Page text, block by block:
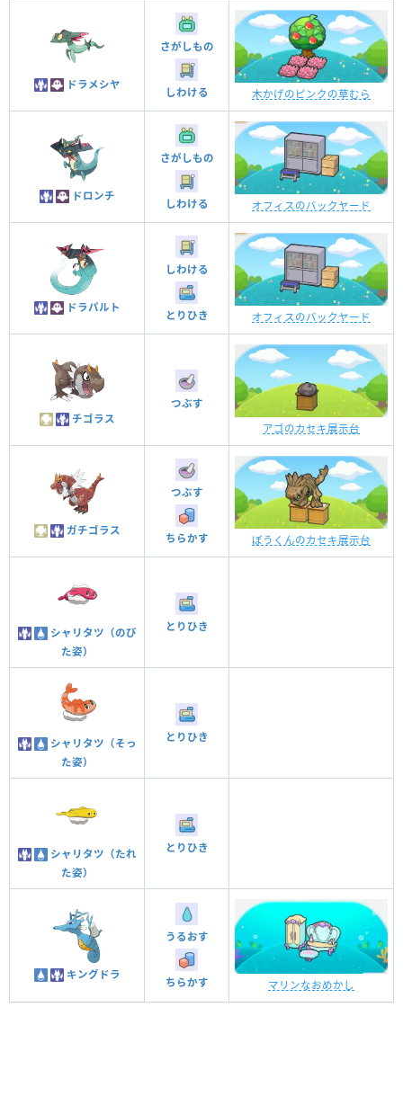
ドラメシヤ
さがしもの
しわける 木かげのピンクの草むら
ドロンチ
さがしもの
しわける オフィスのバックヤード
ドラパルト
しわける
とりひき オフィスのバックヤード
チゴラス
つぶす
アゴのカセキ展示台
ガチゴラス
つぶす
ちらかす ぼうくんのカセキ展示台
シャリタツ（のび
た姿）
とりひき
シャリタツ（そっ
た姿）
とりひき
シャリタツ（たれ
た姿）
とりひき
キングドラ
うるおす
ちらかす マリンなおめかし